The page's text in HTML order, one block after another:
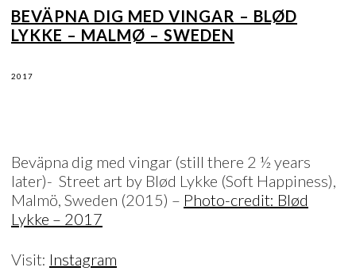
BEVÄPNA DIG MED VINGAR – BLØD
LYKKE – MALMØ – SWEDEN
2017
Beväpna dig med vingar (still there 2 ½ years
later)- Street art by Blød Lykke (Soft Happiness),
Malmö, Sweden (2015) – Photo-credit: Blød
Lykke – 2017
Visit: Instagram